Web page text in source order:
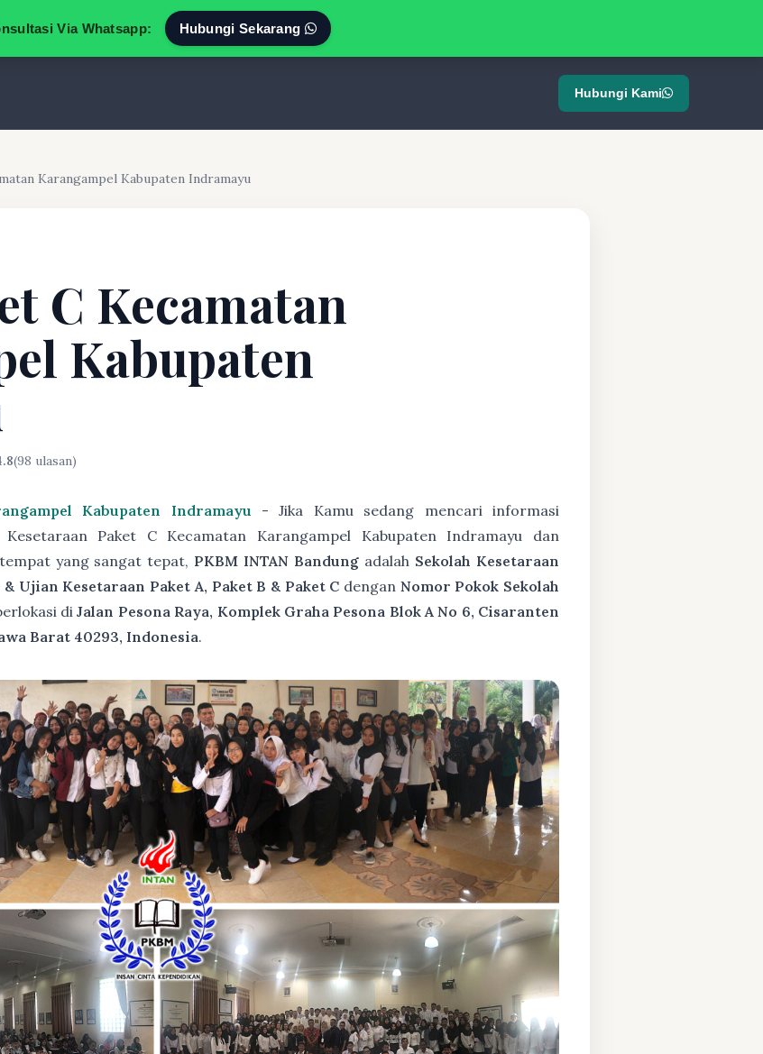
Via Whatsapp: Hubungi Sekarang
Hubungi Kami
Karangampel Kabupaten Indramayu
C Kecamatan
Kabupaten
(98 ulasan)
Kabupaten Indramayu - Jika Kamu sedang mencari informasi
Paket C Kecamatan Karangampel Kabupaten Indramayu dan
yang sangat tepat, PKBM INTAN Bandung adalah Sekolah Kesetaraan
Ujian Kesetaraan Paket A, Paket B & Paket C dengan Nomor Pokok Sekolah
diJalan Pesona Raya, Komplek Graha Pesona Blok A No 6, Cisaranten
Barat 40293, Indonesia.